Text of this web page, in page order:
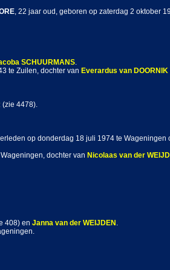
, 22 jaar oud, geboren op zaterdag 2 oktober
SCHUURMANS.
te Zuilen, dochter van Everardus van DOORNIK
(zie 4478).
op donderdag 18 juli 1974 te Wageningen
dochter van Nicolaas van der
408) en Janna van der WEIJDEN .